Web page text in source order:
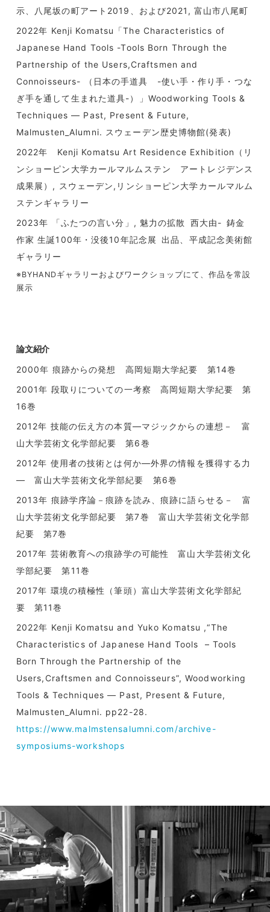
示、八尾坂の町アート2019、および2021, 富山市八尾町
2022年 Kenji Komatsu「The Characteristics of
Japanese Hand Tools -Tools Born Through the
Partnership of the Users,Craftsmen and
Connoisseurs- （日本の手道具 -使い手・作り手・つな
ぎ手を通して生まれた道具-）」Woodworking Tools &
Techniques — Past, Present & Future,
Malmusten_Alumni. スウェーデン歴史博物館(発表)
2022年 Kenji Komatsu Art Residence Exhibition（リ
ンショーピン大学カールマルムステン アートレジデンス
成果展）, スウェーデン,リンショーピン大学カールマルム
ステンギャラリー
2023年 「ふたつの言い分」, 魅力の拡散 西大由- 鋳金
作家 生誕100年・没後10年記念展 出品、平成記念美術館
ギャラリー
※BYHANDギャラリーおよびワークショップにて、作品を常設
展示
論文紹介
2000年 痕跡からの発想 高岡短期大学紀要 第14巻
2001年 段取りについての一考察 高岡短期大学紀要 第
16巻
2012年 技能の伝え方の本質―マジックからの連想－ 富
山大学芸術文化学部紀要 第6巻
2012年 使用者の技術とは何か―外界の情報を獲得する力
― 富山大学芸術文化学部紀要 第6巻
2013年 痕跡学序論－痕跡を読み、痕跡に語らせる－ 富
山大学芸術文化学部紀要 第7巻 富山大学芸術文化学部
紀要 第7巻
2017年 芸術教育への痕跡学の可能性 富山大学芸術文化
学部紀要 第11巻
2017年 環境の積極性（筆頭）富山大学芸術文化学部紀
要 第11巻
2022年 Kenji Komatsu and Yuko Komatsu ,“The
Characteristics of Japanese Hand Tools – Tools
Born Through the Partnership of the
Users,Craftsmen and Connoisseurs”, Woodworking
Tools & Techniques — Past, Present & Future,
Malmusten_Alumni. pp22-28.
https://www.malmstensalumni.com/archive-
symposiums-workshops